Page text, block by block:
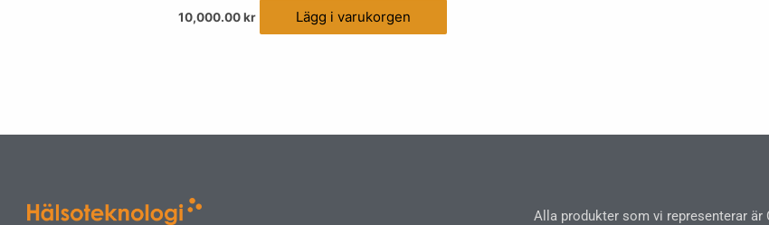
10,000.00kr Lägg i varukorgen
Alla produkter som vi representerar